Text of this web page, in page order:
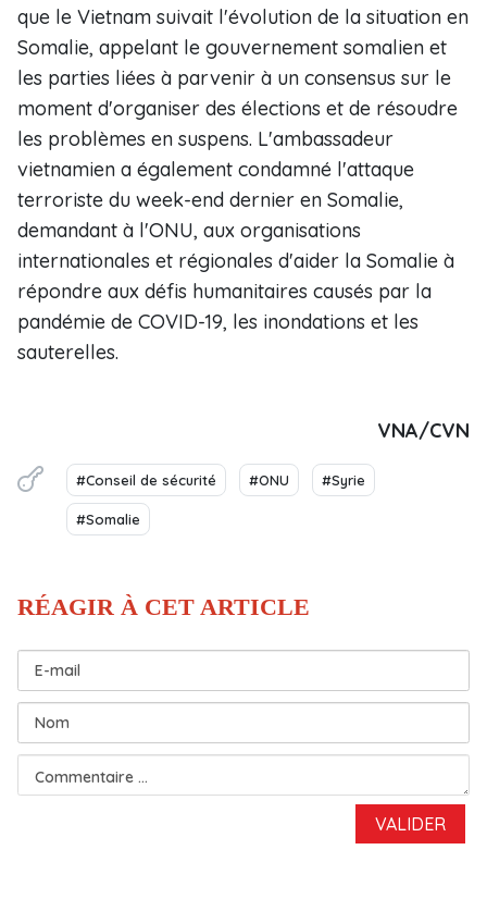
que le Vietnam suivait l'évolution de la situation en
Somalie, appelant le gouvernement somalien et
les parties liées à parvenir à un consensus sur le
moment d'organiser des élections et de résoudre
les problèmes en suspens. L'ambassadeur
vietnamien a également condamné l'attaque
terroriste du week-end dernier en Somalie,
demandant à l'ONU, aux organisations
internationales et régionales d'aider la Somalie à
répondre aux défis humanitaires causés par la
pandémie de COVID-19, les inondations et les
sauterelles.
VNA/CVN
#Conseil de sécurité #ONU #Syrie
#Somalie